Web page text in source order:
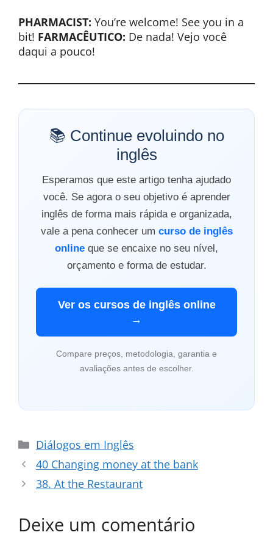
PHARMACIST: You’re welcome! See you in a
bit! FARMACÊUTICO: De nada! Vejo você
daqui a pouco!
📚 Continue evoluindo no
inglês
Esperamos que este artigo tenha ajudado
você. Se agora o seu objetivo é aprender
inglês de forma mais rápida e organizada,
vale a pena conhecer um curso de inglês
online que se encaixe no seu nível,
orçamento e forma de estudar.
Ver os cursos de inglês online
→
Compare preços, metodologia, garantia e
avaliações antes de escolher.
Categorias
Diálogos em Inglês
40 Changing money at the bank
38. At the Restaurant
Deixe um comentário